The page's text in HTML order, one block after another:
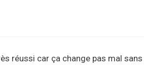
réussi car ça change pas mal